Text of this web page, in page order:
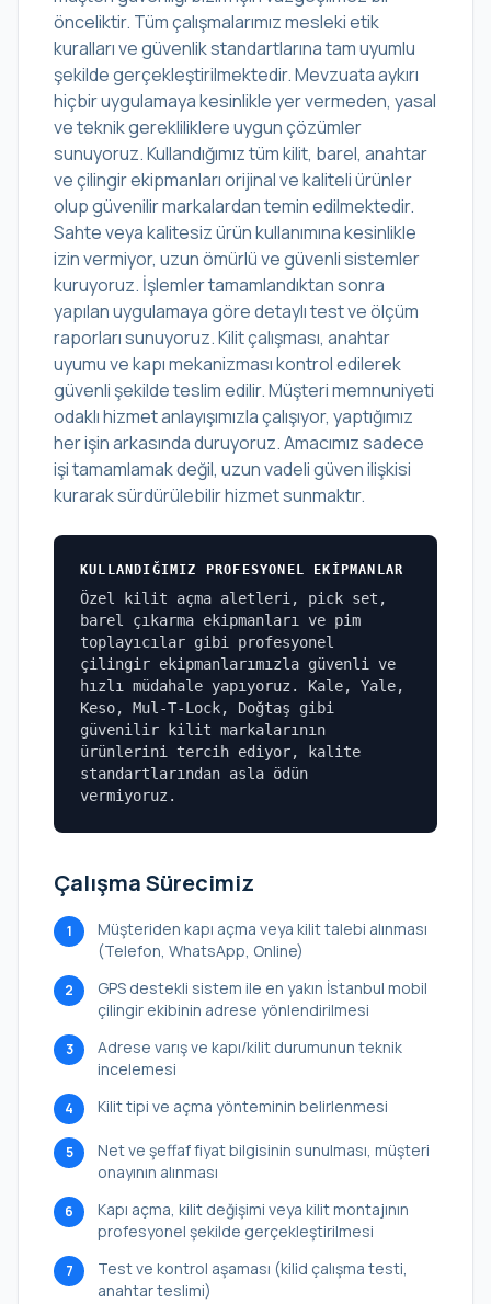
önceliktir. Tüm çalışmalarımız mesleki etik
kuralları ve güvenlik standartlarına tam uyumlu
şekilde gerçekleştirilmektedir. Mevzuata aykırı
hiçbir uygulamaya kesinlikle yer vermeden, yasal
ve teknik gerekliliklere uygun çözümler
sunuyoruz. Kullandığımız tüm kilit, barel, anahtar
ve çilingir ekipmanları orijinal ve kaliteli ürünler
olup güvenilir markalardan temin edilmektedir.
Sahte veya kalitesiz ürün kullanımına kesinlikle
izin vermiyor, uzun ömürlü ve güvenli sistemler
kuruyoruz. İşlemler tamamlandıktan sonra
yapılan uygulamaya göre detaylı test ve ölçüm
raporları sunuyoruz. Kilit çalışması, anahtar
uyumu ve kapı mekanizması kontrol edilerek
güvenli şekilde teslim edilir. Müşteri memnuniyeti
odaklı hizmet anlayışımızla çalışıyor, yaptığımız
her işin arkasında duruyoruz. Amacımız sadece
işi tamamlamak değil, uzun vadeli güven ilişkisi
kurarak sürdürülebilir hizmet sunmaktır.
KULLANDIĞIMIZ PROFESYONEL EKIPMANLAR
Özel kilit açma aletleri, pick set,
barel çıkarma ekipmanları ve pim
toplayıcılar gibi profesyonel
çilingir ekipmanlarımızla güvenli ve
hızlı müdahale yapıyoruz. Kale, Yale,
Keso, Mul-T-Lock, Doğtaş gibi
güvenilir kilit markalarının
ürünlerini tercih ediyor, kalite
standartlarından asla ödün
vermiyoruz.
Çalışma Sürecimiz
1
Müşteriden kapı açma veya kilit talebi alınması
(Telefon, WhatsApp, Online)
2
GPS destekli sistem ile en yakın İstanbul mobil
çilingir ekibinin adrese yönlendirilmesi
3
Adrese varış ve kapı/kilit durumunun teknik
incelemesi
4 Kilit tipi ve açma yönteminin belirlenmesi
5
Net ve şeffaf fiyat bilgisinin sunulması, müşteri
onayının alınması
6
Kapı açma, kilit değişimi veya kilit montajının
profesyonel şekilde gerçekleştirilmesi
7
Test ve kontrol aşaması (kilid çalışma testi,
anahtar teslimi)